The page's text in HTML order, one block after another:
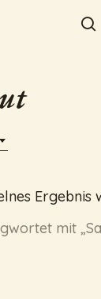
Ergebnis
mit